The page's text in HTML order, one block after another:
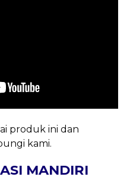
produk ini dan
kami.
MANDIRI